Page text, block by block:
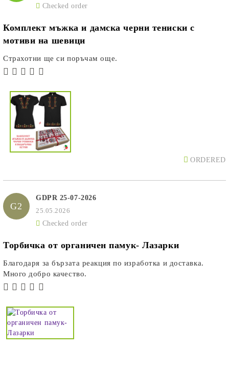
Checked order
Комплект мъжка и дамска черни тениски с
мотиви на шевици
Страхотни ще си поръчам още.
ORDERED
G2
GDPR 25-07-2026
25.05.2026
Checked order
Торбичка от органичен памук- Лазарки
Благодаря за бързата реакция по изработка и доставка.
Много добро качество.